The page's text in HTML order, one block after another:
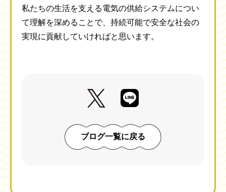
私たちの生活を支える電気の供給システムについ
て理解を深めることで、持続可能で安全な社会の
実現に貢献していければと思います。
ブログ一覧に戻る